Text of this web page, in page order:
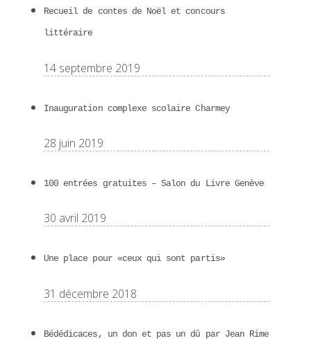
Recueil de contes de Noël et concours
littéraire
14 septembre 2019
Inauguration complexe scolaire Charmey
28 juin 2019
100 entrées gratuites – Salon du Livre Genève
30 avril 2019
Une place pour «ceux qui sont partis»
31 décembre 2018
Bédédicaces, un don et pas un dû par Jean Rime